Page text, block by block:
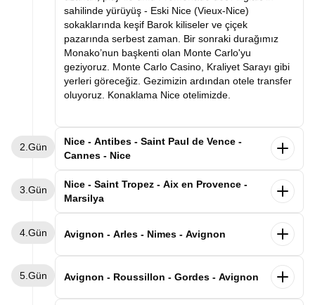
sahilinde yürüyüş - Eski Nice (Vieux-Nice)
sokaklarında keşif Barok kiliseler ve çiçek
pazarında serbest zaman. Bir sonraki durağımız
Monako’nun başkenti olan Monte Carlo'yu
geziyoruz. Monte Carlo Casino, Kraliyet Sarayı gibi
yerleri göreceğiz. Gezimizin ardından otele transfer
oluyoruz. Konaklama Nice otelimizde.
2.Gün
Nice - Antibes - Saint Paul de Vence -
Cannes - Nice
Fransız Rivierası’nın incisi Cannes, altın kumsalları,
palmiyeli caddeleri ve dünyaca ünlü film festivaliyle
Fransız lüksünü bir arada sunan bu şehir, her
Akdeniz’in mavi sularıyla tarihin zarafetini
Antibes
3.Gün
Nice - Saint Tropez - Aix en Provence -
Marsilya
ediyoruz. İlk durağımızdünyanın en ünlü tatil
Saint Tropez olacak.
gezimize başlıyoruz. Roma döneminden kalan su
4.Gün Avignon - Arles - Nimes - Avignon
Arles. Bir zamanlar Roma metropolü, bu dönemden
5.Gün Avignon - Roussillon - Gordes - Avignon